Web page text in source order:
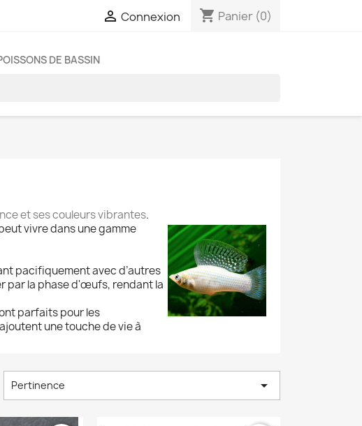
 Connexion shopping_cart Panier (0)
DE BASSIN
et ses couleurs vibrantes.
vivre dans une gamme
pacifiquement avec d’autres
par la phase d'œufs, rendant la
parfaits pour les
une touche de vie à
Pertinence 